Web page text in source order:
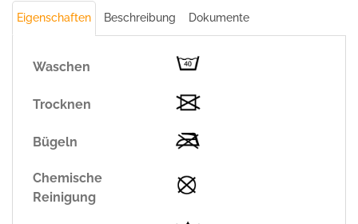
Eigenschaften Beschreibung Dokumente
Waschen
Trocknen
Bügeln
Chemische
Reinigung